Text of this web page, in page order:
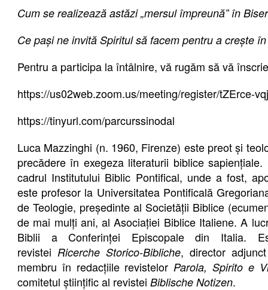
Cum se realizează astăzi „mersul împreună” în
Ce pași ne invită Spiritul să facem pentru a crește
Pentru a participa la întâlnire, vă rugăm să vă
https://us02web.zoom.us/meeting/register/tZErce-
https://tinyurl.com/parcurssinodal
Luca Mazzinghi (n. 1960, Firenze) este preot și
precădere în exegeza literaturii biblice
cadrul Institutului Biblic Pontifical, unde a fost,
este profesor la Universitatea Pontificală
de Teologie, președinte al Societății Biblice
de mai mulți ani, al Asociației Biblice Italiene. A
Biblii a Conferinței Episcopale din Italia.
revistei Ricerche Storico-Bibliche, director
membru în redacțiile revistelor Parola, Spirito e
comitetul științific al revistei Biblische Notizen.